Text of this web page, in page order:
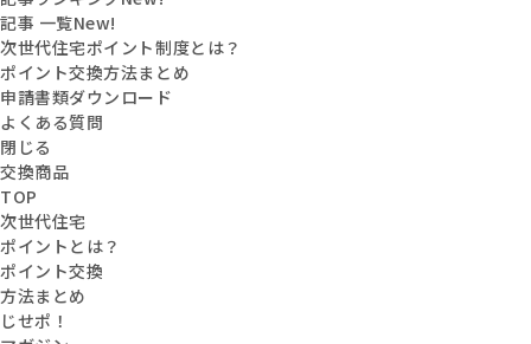
記事 一覧New!
次世代住宅ポイント制度とは？
ポイント交換方法まとめ
申請書類ダウンロード
よくある質問
閉じる
交換商品
TOP
次世代住宅
ポイントとは？
ポイント交換
方法まとめ
じせポ！